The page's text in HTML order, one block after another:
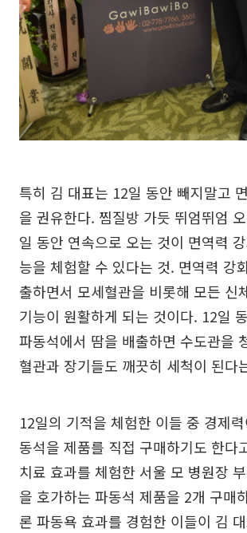
특히 김 대표는 12일 동안 빼지말고
을 권유한다. 찜질방 가듯 뛰엄뛰엄
일 동안 연속으로 오는 것이 면역력
능을 체험할 수 있다는 것. 면역력 강
출하면서 모세혈관을 비롯해 모든 신
기능이 원활하게 되는 것이다. 12일
파동석에서 땀을 배출하면 수도관을
혈관과 장기들도 깨끗히 세척이 된다
12일의 기적을 체험한 이들 중 경제
동석을 제품를 직접 구매하기도 한다
치료 효과를 체험한 서울 모 병원장
을 호가하는 파동석 제품을 2개 구매
론 파동욕 효과를 경험한 이들이 김